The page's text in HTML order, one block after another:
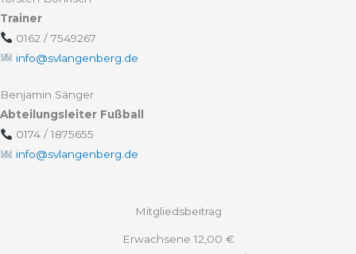
Trainer
0162 / 7549267
info@svlangenberg.de
Benjamin Sänger
Abteilungsleiter Fußball
0174 / 1875655
info@svlangenberg.de
Mitgliedsbeitrag
Erwachsene 12,00 €